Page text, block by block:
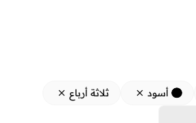
أسود ثلاثة أرباع